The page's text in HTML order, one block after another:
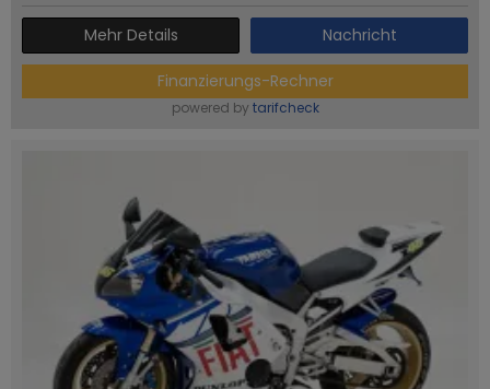
Mehr Details Nachricht
Finanzierungs-Rechner
powered by tarifcheck